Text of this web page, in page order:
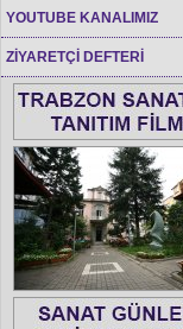
YOUTUBE KANALIMIZ
ZİYARETÇİ DEFTERİ